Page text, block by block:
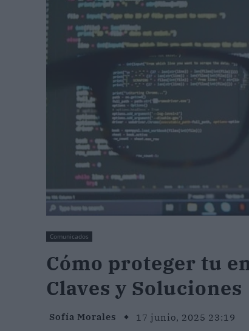
Comunicados
Cómo proteger tu
Claves y Soluciones
Sofía Morales 17 junio, 2025 23:19